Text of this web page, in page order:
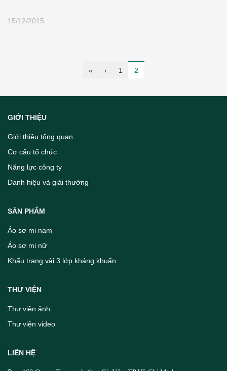
15/12/2015
« ‹ 1 2
GIỚI THIỆU
Giới thiệu tổng quan
Cơ cấu tổ chức
Năng lực công ty
Danh hiệu và giải thưởng
SẢN PHẨM
Áo sơ mi nam
Áo sơ mi nữ
Khẩu trang vải 3 lớp kháng khuẩn
THƯ VIỆN
Thư viện ảnh
Thư viện video
LIÊN HỆ